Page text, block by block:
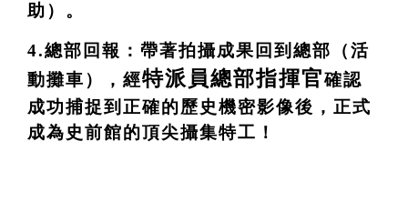
助）。
4.總部回報：帶著拍攝成果回到總部（活
動攤車），經特派員總部指揮官確認
成功捕捉到正確的歷史機密影像後，正式
成為史前館的頂尖攝集特工！